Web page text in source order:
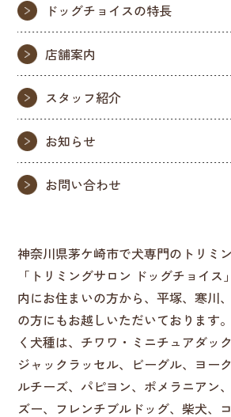
ドッグチョイスの特長
店舗案内
スタッフ紹介
お知らせ
お問い合わせ
神奈川県茅ケ崎市で犬専門のトリミ
「トリミングサロン ドッグチョイ
内にお住まいの方から、平塚、寒川
の方にもお越しいただいております
く犬種は、チワワ・ミニチュアダッ
ジャックラッセル、ビーグル、ヨー
ルチーズ、パピヨン、ポメラニアン
ズー、フレンチブルドッグ、柴犬、